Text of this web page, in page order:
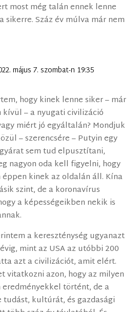
most még talán ennek lenne
sikerre. Száz év múlva már nem
május 7. szombat-n 19:35
hogy kinek lenne siker – már
– a nyugati civilizáció
miért jó egyáltalán? Mondjuk
– szerencsére – Putyin egy
sem tud elpusztítani,
nagyon oda kell figyelni, hogy
kinek az oldalán áll. Kína
szint, de a koronavírus
a képességeikben nekik is
a kereszténység ugyanazt
mint az USA az utóbbi 200
azt a civilizációt, amit elért.
vitatkozni azon, hogy az milyen
eredményekkel történt, de a
kultúrát, és gazdasági